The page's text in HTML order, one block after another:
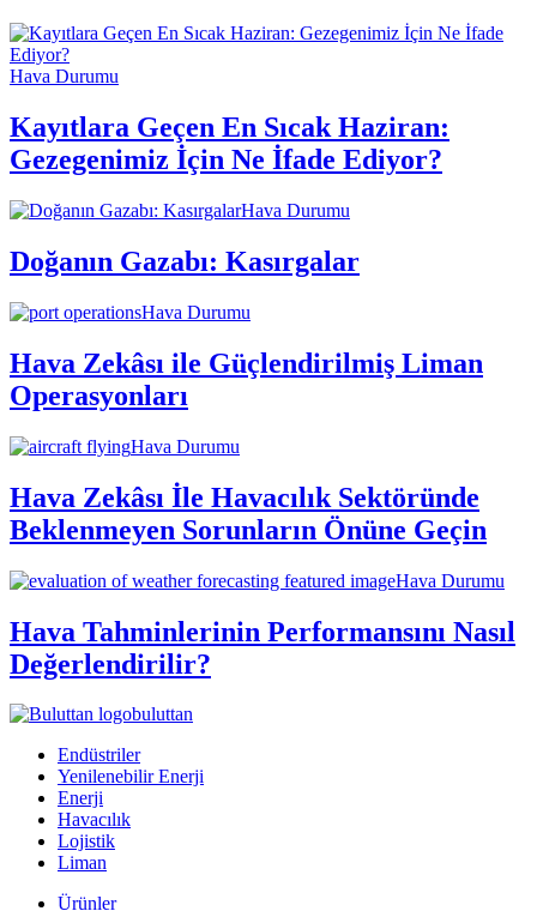
Hava Durumu
Kayıtlara Geçen En Sıcak Haziran:
Gezegenimiz İçin Ne İfade Ediyor?
Hava Durumu
Doğanın Gazabı: Kasırgalar
Hava Durumu
Hava Zekâsı ile Güçlendirilmiş Liman
Operasyonları
Hava Durumu
Hava Zekâsı İle Havacılık Sektöründe
Beklenmeyen Sorunların Önüne Geçin
Hava Durumu
Hava Tahminlerinin Performansını Nasıl
Değerlendirilir?
buluttan
Endüstriler
Yenilenebilir Enerji
Enerji
Havacılık
Lojistik
Liman
Ürünler